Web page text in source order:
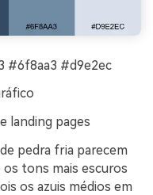
#6f8aa3 #d9e2ec
landing pages
pedra fria parecem
tons mais escuros
os azuis médios em